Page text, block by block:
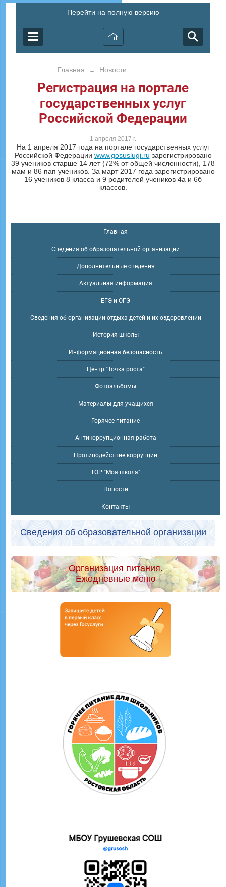
Перейти на полную версию
Главная → Новости
Регистрация на портале
государственных услуг
Российской Федерации
1 апреля 2017 г.
На 1 апреля 2017 года на портале государственных услуг
Российской Федерации www.gosuslugi.ru зарегистрировано
39 учеников старше 14 лет (72% от общей численности), 178
мам и 86 пап учеников. За март 2017 года зарегистрировано
16 учеников 8 класса и 9 родителей учеников 4а и 6б
классов.
Главная
Сведения об образовательной организации
Дополнительные сведения
Актуальная информация
ЕГЭ и ОГЭ
Сведения об организации отдыха детей и их оздоровлении
История школы
Информационная безопасность
Центр "Точка роста"
Фотоальбомы
Материалы для учащихся
Горячее питание
Антикоррупционная работа
Противодействие коррупции
ТОР "Моя школа"
Новости
Контакты
Сведения об образовательной организации
Организация питания.
Ежедневные меню